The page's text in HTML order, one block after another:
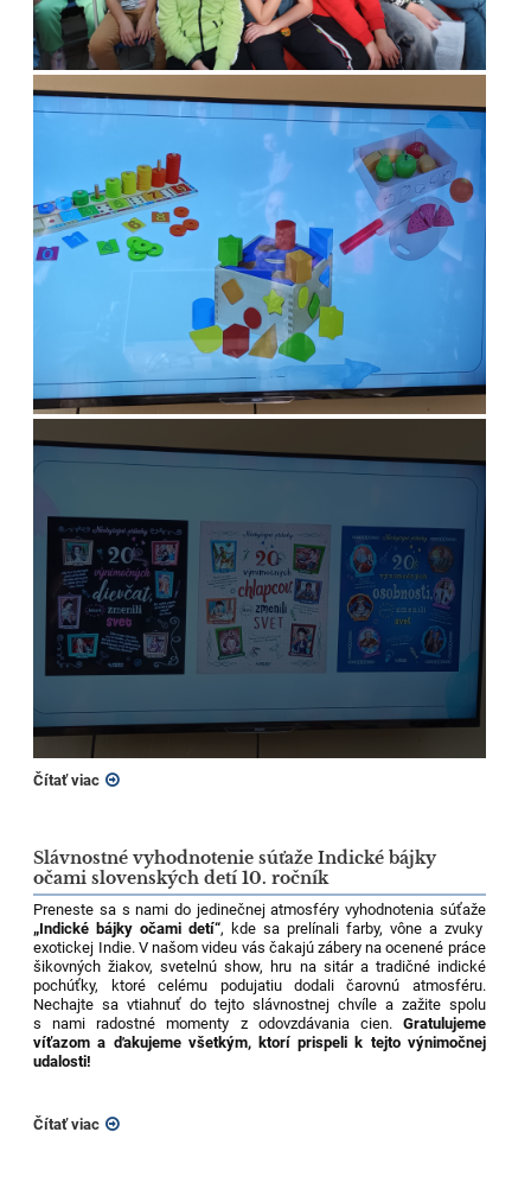
Čítať viac
Slávnostné vyhodnotenie súťaže Indické bájky
očami slovenských detí 10. ročník
Preneste sa s nami do jedinečnej atmosféry vyhodnotenia súťaže
„Indické bájky očami detí“, kde sa prelínali farby, vône a zvuky
exotickej Indie. V našom videu vás čakajú zábery na ocenené práce
šikovných žiakov, svetelnú show, hru na sitár a tradičné indické
pochúťky, ktoré celému podujatiu dodali čarovnú atmosféru.
Nechajte sa vtiahnuť do tejto slávnostnej chvíle a zažite spolu
s nami radostné momenty z odovzdávania cien. Gratulujeme
víťazom a ďakujeme všetkým, ktorí prispeli k tejto výnimočnej
udalosti!
Čítať viac